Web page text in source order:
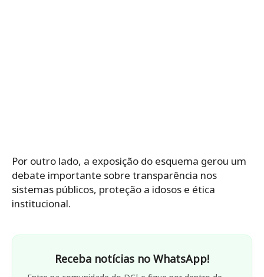
Por outro lado, a exposição do esquema gerou um
debate importante sobre transparência nos
sistemas públicos, proteção a idosos e ética
institucional.
Receba notícias no WhatsApp!